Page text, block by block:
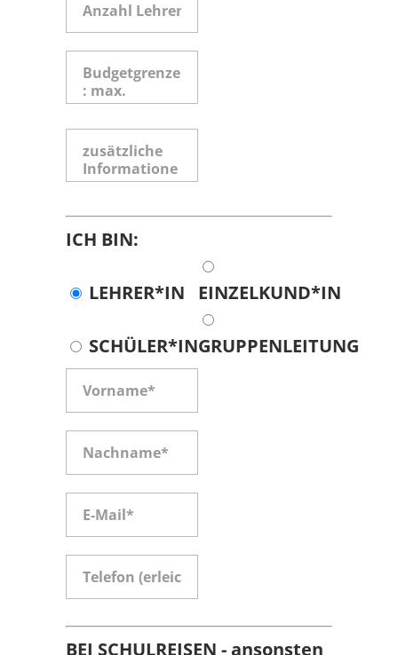
ICH BIN:
LEHRER*IN EINZELKUND*IN
SCHÜLER*INGRUPPENLEITUNG
BEI SCHULREISEN - ansonsten